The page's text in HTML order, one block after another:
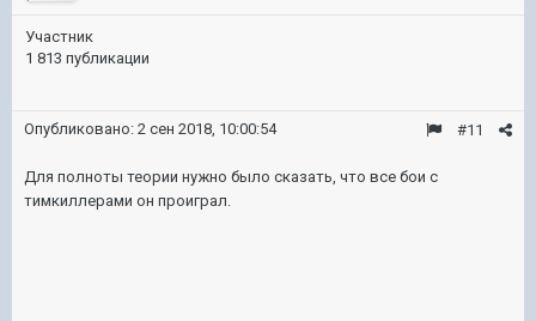
Участник
1 813 публикации
#11
Опубликовано: 2 сен 2018, 10:00:54
Для полноты теории нужно было сказать, что все бои с
тимкиллерами он проиграл.